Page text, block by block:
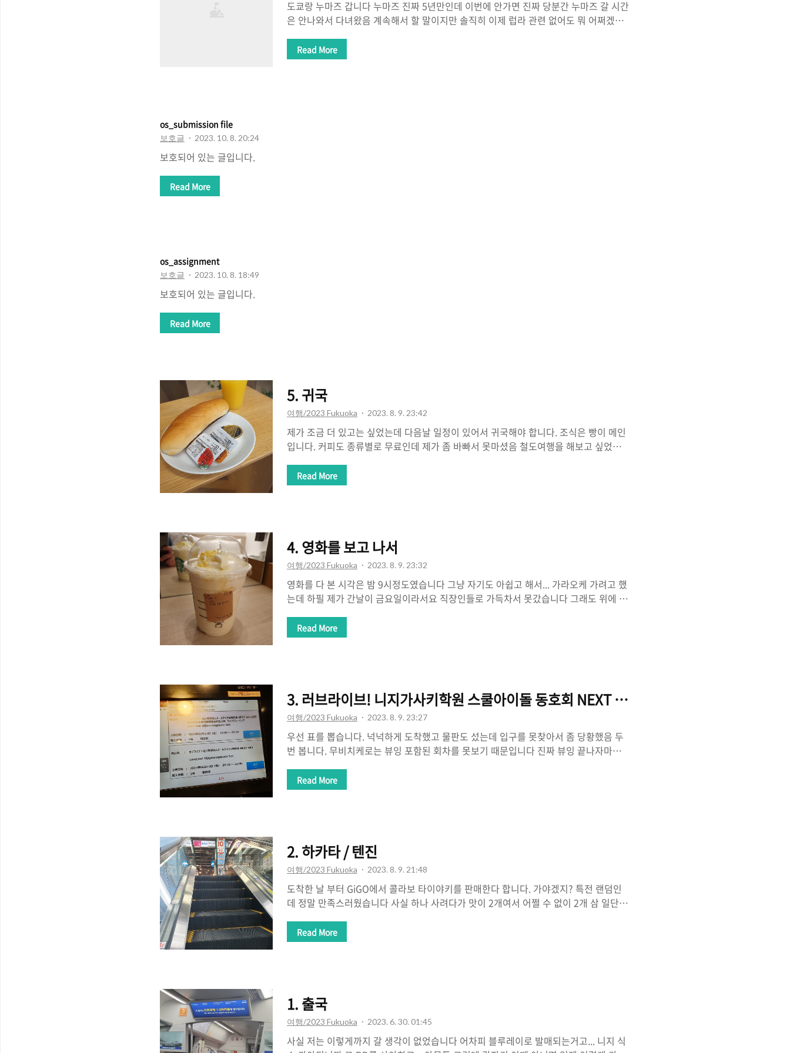
도쿄랑 누마즈 갑니다 누마즈 진짜 5년만인데 이번에 안가면 진짜 당분간 누마즈 갈 시간
은 안나와서 다녀왔음 계속해서 할 말이지만 솔직히 이제 럽라 관련 없어도 뭐 어쩌겠나~
Read More
os_submission file
보호글 2023. 10. 8. 20:24
보호되어 있는 글입니다.
Read More
os_assignment
보호글 2023. 10. 8. 18:49
보호되어 있는 글입니다.
Read More
5. 귀국
여행/2023 Fukuoka 2023. 8. 9. 23:42
제가 조금 더 있고는 싶었는데 다음날 일정이 있어서 귀국해야 합니다. 조식은 빵이 메인
입니다. 커피도 종류별로 무료인데 제가 좀 바빠서 못마셨음 철도여행을 해보고 싶었는데
웃을 하고 공항으로 갑니다. 후쿠오카 공항 접근성 너무 좋아요 후쿠오카공항역에서 후쿠
오카공항까지의 셔틀 버스는 1A 출구에에서 탑승하실 수 있습니다. 공항에 도착해서 빠
데 성공적입니다. 이 레시피 ..
Read More
4. 영화를 보고 나서
여행/2023 Fukuoka 2023. 8. 9. 23:32
영화를 다 본 시각은 밤 9시정도였습니다 그냥 자기도 아쉽고 해서... 가라오케 가려고 했
는데 하필 제가 간날이 금요일이라서요 직장인들로 가득차서 못갔습니다 그래도 위에 있
음. 꿀을 추가하니까 더 맛있었어요 니지가사키 모 성우를 안다면 알 수도 있는 술입니다.
근데 이거 제 취향 아님; 그래도 먹을만은 합니다 학교 앞에 이 술로 하이볼 타주는 곳 있
다. 우리나라에서도 판매하는 쟈..
Read More
3. 러브라이브! 니지가사키학원 스쿨아이돌 동호회 NEXT SKY
여행/2023 Fukuoka 2023. 8. 9. 23:27
우선 표를 뽑습니다. 넉넉하게 도착했고 물판도 섰는데 입구를 못찾아서 좀 당황했음 두
번 봅니다. 무비치케로는 뷰잉 포함된 회차를 못보기 때문입니다 진짜 뷰잉 끝나자마자
제가 알기로는 만석입니다 감상은 밑에(작성중) 더보기 1. 영화 2. 무대인사 영화보러 들
어가기 직전까지도 사실 이게 맞나? 싶었는데 영화를 다 보고 나니 오길 잘했다는 생각이
Read More
2. 하카타 / 텐진
여행/2023 Fukuoka 2023. 8. 9. 21:48
도착한 날 부터 GiGO에서 콜라보 타이야키를 판매한다 합니다. 가야겠지? 특전 랜덤인
데 정말 만족스러웠습니다 사실 하나 사려다가 맛이 2개여서 어쩔 수 없이 2개 삼 일단 호
랑도 가깝고 가격도 비싸지 않았음 뒤에도 어떤 캐릭터인지 써줌 팥은 치카, 슈크림은 다
이아였네요 이것도 선택 못하고 랜덤입니다 먹고 나왔어요 아이라 커여운 계속 틀어주는
로 나왔고 이동을 해봅니다 중간에..
Read More
1. 출국
여행/2023 Fukuoka 2023. 6. 30. 01:45
사실 저는 이렇게까지 갈 생각이 없었습니다 어차피 블루레이로 발매되는거고... 니지 식